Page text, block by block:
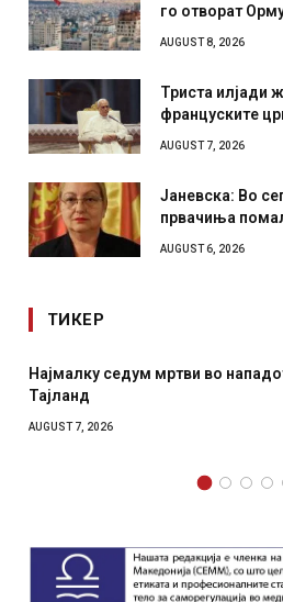
го отворат
AUGUST 8, 2026
Триста илјади
француските
AUGUST 7, 2026
Јаневска: Во
првачиња
AUGUST 6, 2026
ТИКЕР
Најмалку седум мртви во
Тајланд
AUGUST 7, 2026